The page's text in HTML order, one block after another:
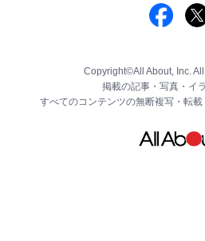
Copyright©All About, Inc.
掲載の記事・写真・イ
すべてのコンテンツの無断複写・転載